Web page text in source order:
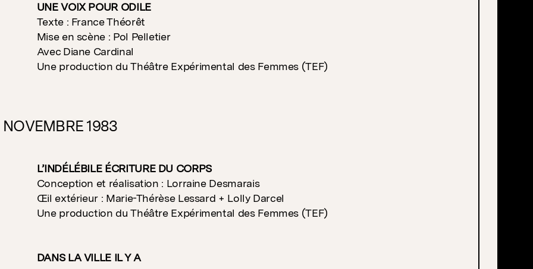
UNE VOIX POUR ODILE
Texte : France Théorêt
Mise en scène : Pol Pelletier
Avec Diane Cardinal
Une production du Théâtre Expérimental des Femmes (TEF)
1983
L’INDÉLÉBILE ÉCRITURE DU CORPS
Conception et réalisation : Lorraine Desmarais
Œil extérieur : Marie-Thérèse Lessard + Lolly Darcel
Une production du Théâtre Expérimental des Femmes (TEF)
DANS LA VILLE IL Y A